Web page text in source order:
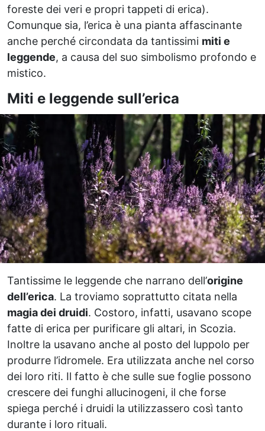
foreste dei veri e propri tappeti di erica).
Comunque sia, l’erica è una pianta affascinante
anche perché circondata da tantissimi miti e
leggende, a causa del suo simbolismo profondo e
mistico.
Miti e leggende sull’erica
Tantissime le leggende che narrano dell’origine
dell’erica. La troviamo soprattutto citata nella
magia dei druidi. Costoro, infatti, usavano scope
fatte di erica per purificare gli altari, in Scozia.
Inoltre la usavano anche al posto del luppolo per
produrre l’idromele. Era utilizzata anche nel corso
dei loro riti. Il fatto è che sulle sue foglie possono
crescere dei funghi allucinogeni, il che forse
spiega perché i druidi la utilizzassero così tanto
durante i loro rituali.